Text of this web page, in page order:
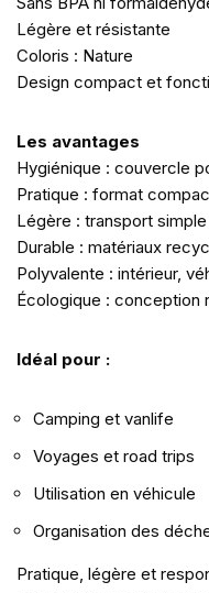
Légère et résistante
Coloris : Nature
Design compact et
Les avantages
Hygiénique : couvercle
Pratique : format
Légère : transport
Durable : matériaux
Polyvalente : intérieur,
Écologique : conception
Idéal pour :
Camping et vanlife
Voyages et road trips
Utilisation en véhicule
Organisation des
Pratique, légère et